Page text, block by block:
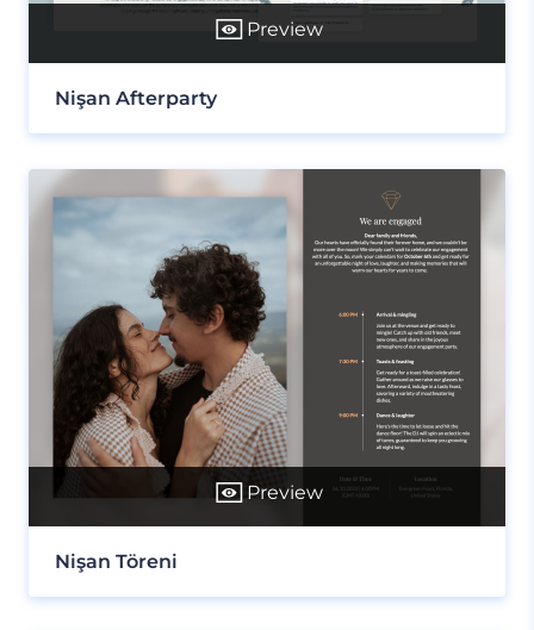
Preview
Nişan Afterparty
Preview
Nişan Töreni